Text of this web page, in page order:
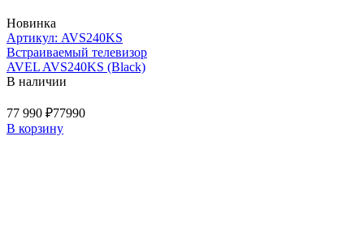
Новинка
Артикул: AVS240KS
Встраиваемый телевизор
AVEL AVS240KS (Black)
В наличии
77 990 ₽77990
В корзину